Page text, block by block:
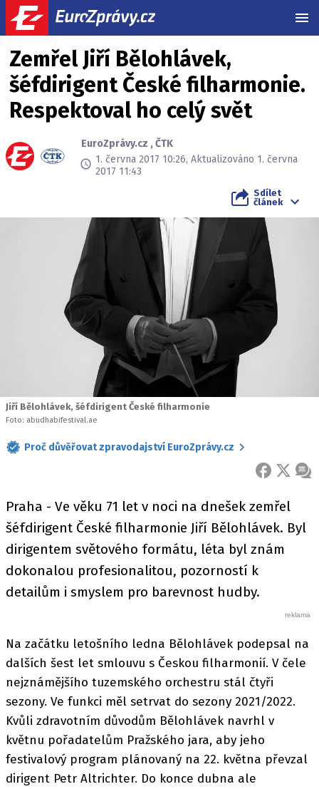
Zemřel Jiří Bělohlávek,
šéfdirigent České filharmonie.
Respektoval ho celý svět
EuroZprávy.cz ,ČTK
1. června 2017 10:26, Aktualizováno 1. června
2017 11:43
Sdílet
článek
Jiří Bělohlávek, šéfdirigent České filharmonie
Foto: abudhabifestival.ae
Proč důvěřovat zpravodajství EuroZprávy.cz
FACEBOOK
X
Praha - Ve věku 71 let v noci na dnešek zemřel
šéfdirigent České filharmonie Jiří Bělohlávek. Byl
dirigentem světového formátu, léta byl znám
dokonalou profesionalitou, pozorností k
detailům i smyslem pro barevnost hudby.
Na začátku letošního ledna Bělohlávek podepsal na
dalších šest let smlouvu s Českou filharmonií. V čele
nejznámějšího tuzemského orchestru stál čtyři
sezony. Ve funkci měl setrvat do sezony 2021/2022.
Kvůli zdravotním důvodům Bělohlávek navrhl v
květnu pořadatelům Pražského jara, aby jeho
festivalový program plánovaný na 22. května převzal
dirigent Petr Altrichter. Do konce dubna ale